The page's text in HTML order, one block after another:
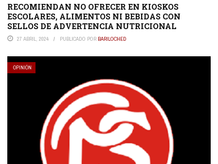
RECOMIENDAN NO OFRECER EN KIOSKOS
ESCOLARES, ALIMENTOS NI BEBIDAS CON
SELLOS DE ADVERTENCIA NUTRICIONAL
27 ABRIL, 2024 PUBLICADO POR BARILOCHED
OPINIÓN